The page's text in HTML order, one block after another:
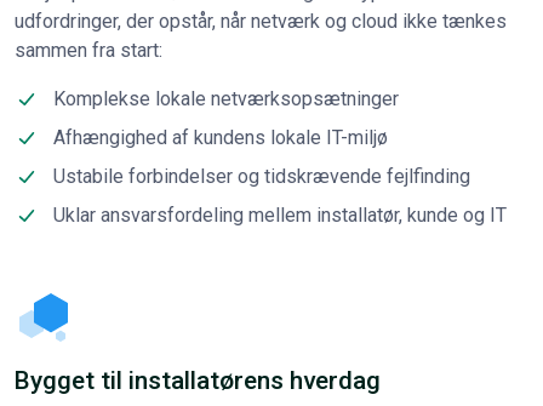
udfordringer, der opstår, når netværk og cloud ikke tænkes
sammen fra start:
Komplekse lokale netværksopsætninger
Afhængighed af kundens lokale IT-miljø
Ustabile forbindelser og tidskrævende fejlfinding
Uklar ansvarsfordeling mellem installatør, kunde og IT
Bygget til installatørens hverdag